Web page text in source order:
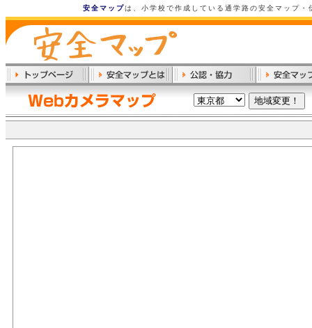
安全マップは、小学校で作成している通学路の安全マップ